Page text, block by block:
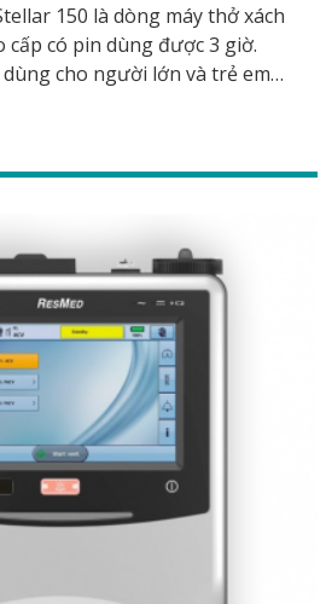
150 là dòng máy thở xách
cấp có pin dùng được 3 giờ.
cho người lớn và trẻ em